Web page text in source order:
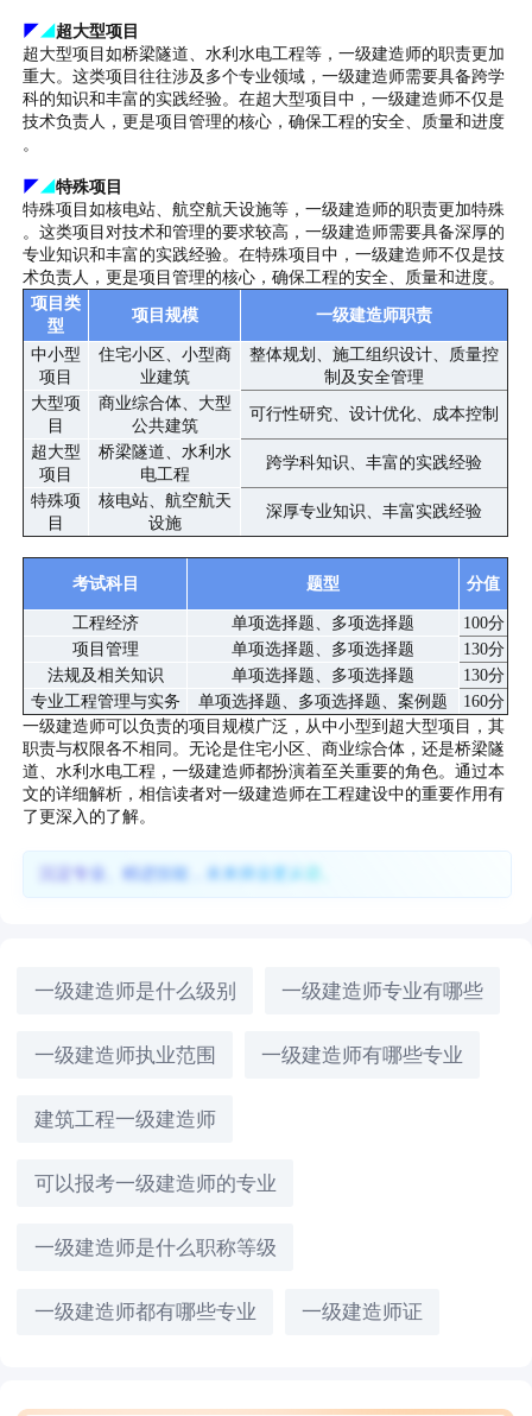
◤◢超大型项目
超大型项目如桥梁隧道、水利水电工程等，一级建造师的职责更加
重大。这类项目往往涉及多个专业领域，一级建造师需要具备跨学
科的知识和丰富的实践经验。在超大型项目中，一级建造师不仅是
技术负责人，更是项目管理的核心，确保工程的安全、质量和进度
。
◤◢特殊项目
特殊项目如核电站、航空航天设施等，一级建造师的职责更加特殊
。这类项目对技术和管理的要求较高，一级建造师需要具备深厚的
专业知识和丰富的实践经验。在特殊项目中，一级建造师不仅是技
术负责人，更是项目管理的核心，确保工程的安全、质量和进度。
项目类
型
项目规模 一级建造师职责
中小型
项目
住宅小区、小型商
业建筑
整体规划、施工组织设计、质量控
制及安全管理
大型项
目
商业综合体、大型
公共建筑
可行性研究、设计优化、成本控制
超大型
项目
桥梁隧道、水利水
电工程
跨学科知识、丰富的实践经验
特殊项
目
核电站、航空航天
设施
深厚专业知识、丰富实践经验
考试科目 题型 分值
工程经济 单项选择题、多项选择题
100分
项目管理
单项选择题、多项选择题
130分
法规及相关知识
单项选择题、多项选择题
130分
专业工程管理与实务
单项选择题、多项选择题、案例题
160分
一级建造师可以负责的项目规模广泛，从中小型到超大型项目，其
职责与权限各不相同。无论是住宅小区、商业综合体，还是桥梁隧
道、水利水电工程，一级建造师都扮演着至关重要的角色。通过本
文的详细解析，相信读者对一级建造师在工程建设中的重要作用有
了更深入的了解。
沉淀专业、精进技能，未来择业更从容。
一级建造师是什么级别 一级建造师专业有哪些
一级建造师执业范围 一级建造师有哪些专业
建筑工程一级建造师
可以报考一级建造师的专业
一级建造师是什么职称等级
一级建造师都有哪些专业 一级建造师证